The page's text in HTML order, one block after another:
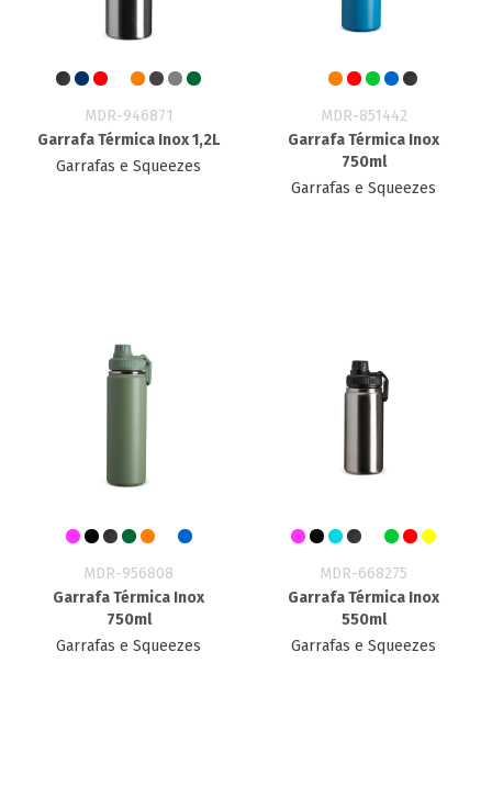
MDR-946871
Garrafa Térmica Inox 1,2L
Garrafas e Squeezes
MDR-851442
Garrafa Térmica Inox
750ml
Garrafas e Squeezes
MDR-956808
Garrafa Térmica Inox
750ml
Garrafas e Squeezes
MDR-668275
Garrafa Térmica Inox
550ml
Garrafas e Squeezes